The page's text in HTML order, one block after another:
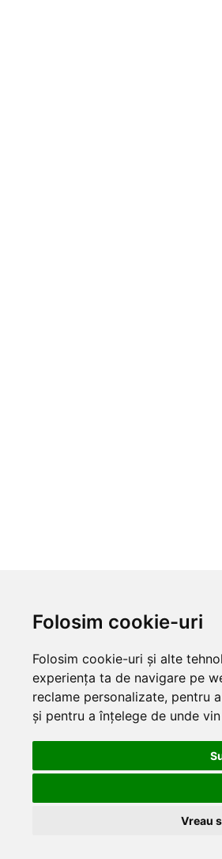
Folosim cookie-uri
Folosim cookie-uri și alte
experiența ta de navigare pe
reclame personalizate, pentru
și pentru a înțelege de unde
Vreau